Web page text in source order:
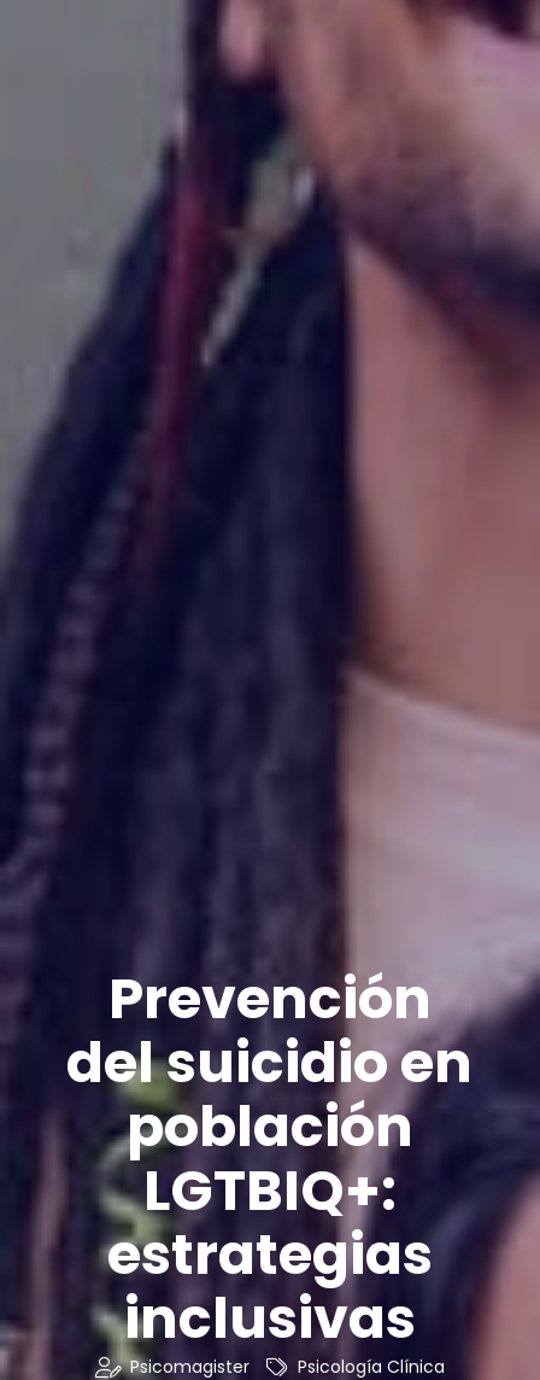
Prevención
del suicidio en
población
LGTBIQ+:
estrategias
inclusivas
Psicomagister Psicología Clínica